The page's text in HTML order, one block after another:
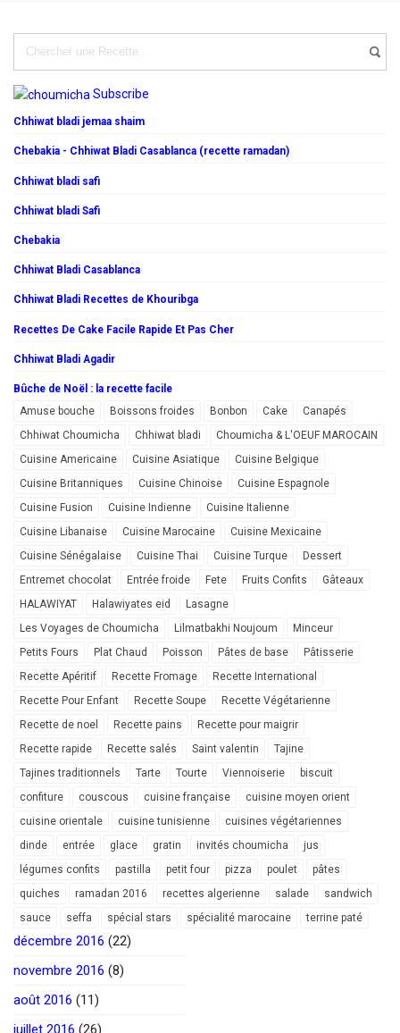
Subscribe
Chhiwat bladi jemaa shaim
Chebakia - Chhiwat Bladi Casablanca (recette ramadan)
Chhiwat bladi safi
Chhiwat bladi Safi
Chebakia
Chhiwat Bladi Casablanca
Chhiwat Bladi Recettes de Khouribga
Recettes De Cake Facile Rapide Et Pas Cher
Chhiwat Bladi Agadir
Bûche de Noël : la recette facile
Amuse bouche
Boissons froides Bonbon Cake
Canapés
Chhiwat Choumicha
Chhiwat bladi
Choumicha & L'OEUF MAROCAIN
Cuisine Americaine
Cuisine Asiatique
Cuisine Belgique
Cuisine Britanniques
Cuisine Chinoise
Cuisine Espagnole
Cuisine Fusion
Cuisine Indienne
Cuisine Italienne
Cuisine Libanaise
Cuisine Marocaine
Cuisine Mexicaine
Cuisine Sénégalaise
Cuisine Thai Cuisine Turque
Dessert
Entremet chocolat
Entrée froide Fete Fruits Confits
Gâteaux
HALAWIYAT
Halawiyates eid
Lasagne
Les Voyages de Choumicha
Lilmatbakhi Noujoum
Minceur
Petits Fours
Plat Chaud Poisson Pâtes de base
Pâtisserie
Recette Apéritif
Recette Fromage
Recette International
Recette Pour Enfant
Recette Soupe
Recette Végétarienne
Recette de noel
Recette pains
Recette pour maigrir
Recette rapide
Recette salés Saint valentin
Tajine
Tajines traditionnels
Tarte Tourte Viennoiserie
biscuit
confiture
couscous cuisine française
cuisine moyen orient
cuisine orientale
cuisine tunisienne
cuisines végétariennes
dinde
entrée glace gratin invités choumicha
jus
légumes confits
pastilla petit four pizza poulet
pâtes
quiches
ramadan 2016 recettes algerienne salade
sandwich
sauce
seffa spécial stars spécialité marocaine terrine paté
décembre 2016 (22)
novembre 2016 (8)
août 2016 (11)
juillet 2016 (26)